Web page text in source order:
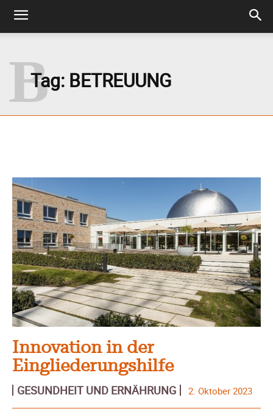
Tag: BETREUUNG
B
Innovation in der
Eingliederungshilfe
GESUNDHEIT UND ERNÄHRUNG 2. Oktober 2023